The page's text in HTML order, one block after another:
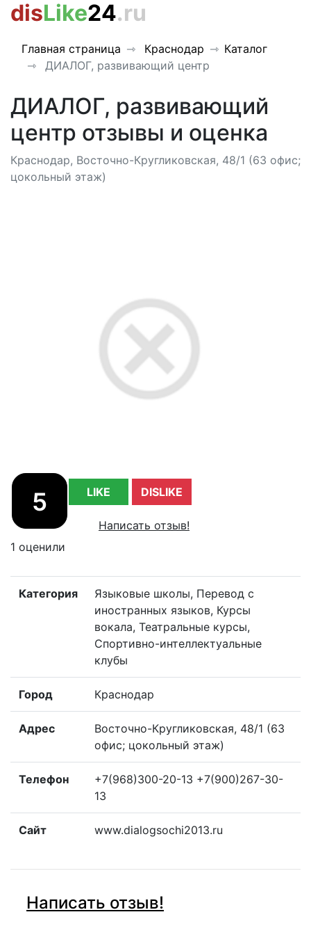
disLike24.ru
Главная страница Краснодар
Каталог
ДИАЛОГ, развивающий центр
ДИАЛОГ, развивающий
центр отзывы и оценка
Краснодар, Восточно-Кругликовская, 48/1 (63 офис;
цокольный этаж)
5 LIKE DISLIKE
Написать отзыв!
1 оценили
Категория
Языковые школы, Перевод с
иностранных языков, Курсы
вокала, Театральные курсы,
Спортивно-интеллектуальные
клубы
Город Краснодар
Адрес
Восточно-Кругликовская, 48/1 (63
офис; цокольный этаж)
Телефон
+7(968)300-20-13 +7(900)267-30-
13
Сайт www.dialogsochi2013.ru
Написать отзыв!